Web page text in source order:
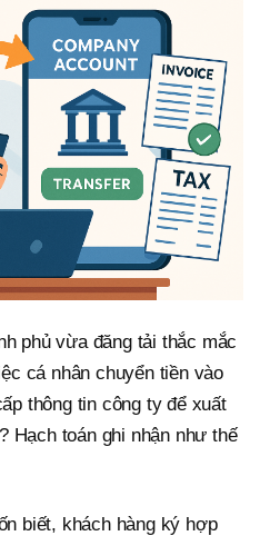
phủ vừa đăng tải thắc mắc
cá nhân chuyển tiền vào
thông tin công ty để xuất
Hạch toán ghi nhận như thế
biết, khách hàng ký hợp